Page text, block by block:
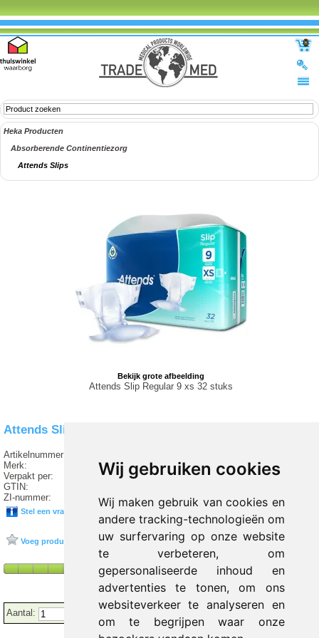
Wij gebruiken cookies
Wij maken gebruik van cookies en
andere tracking-technologieën om
uw surfervaring op onze website
te verbeteren, om
gepersonaliseerde inhoud en
advertenties te tonen, om ons
websiteverkeer te analyseren en
om te begrijpen waar onze
0
Heka Producten
Absorberende Continentiezorg
Attends Slips
Bekijk grote afbeelding
Attends Slip Regular 9 xs 32 stuks
Attends Slip Regular 9 xs 32 stuks
Artikelnummer:
Merk:
Verpakt per:
GTIN:
ZI-nummer:
ATTENDS
32 stuks
16244184
Stel een vraag over dit product
Voeg product toe aan favorieten
Aantal: